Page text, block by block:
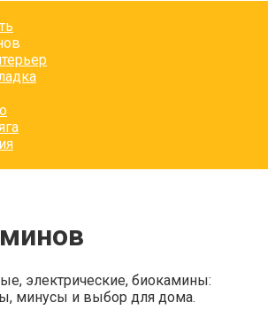
электрические, биокамины:
минусы и выбор для дома.